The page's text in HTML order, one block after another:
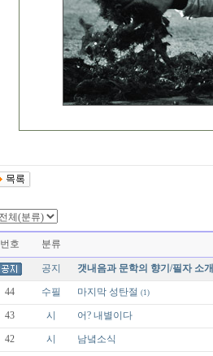
번호 분류
공지 갯내음과 문학의 향기/필자 소개
44 수필 마지막 성탄절 (1)
43 시 어? 내별이다
42 시 남녘소식